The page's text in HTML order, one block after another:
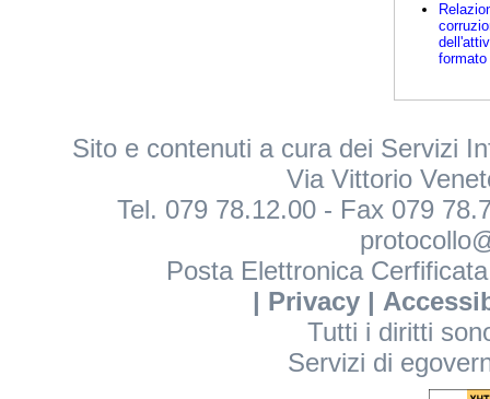
Sito e contenuti a cura dei Servizi
Via Vittorio
Tel. 079 78.12.00 - Fax 079
Posta Elettronica
| Privacy|
Tutti i diritti
Servizi di